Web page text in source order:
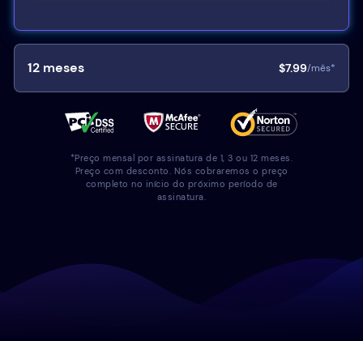
12 meses $7.99/mês*
*Preço mensal por assinatura de 1, 3 ou 12 meses.
Preço com desconto. Nós cobraremos o preço
completo no início do próximo período de
assinatura.